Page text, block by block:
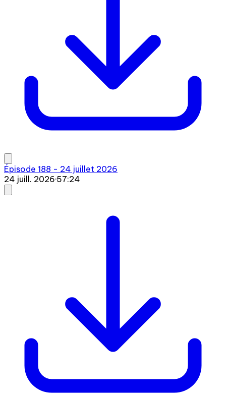
Épisode 188 - 24 juillet 2026
24 juill. 2026·57:24